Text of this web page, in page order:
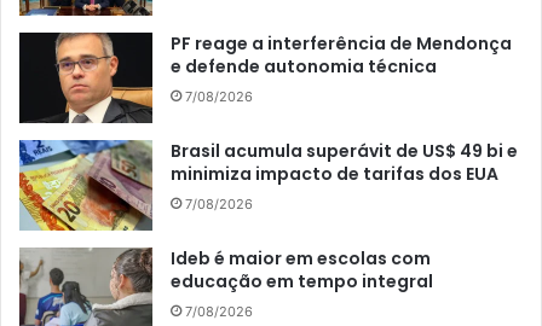
PF reage a interferência de Mendonça
e defende autonomia técnica
7/08/2026
Brasil acumula superávit de US$ 49 bi e
minimiza impacto de tarifas dos EUA
7/08/2026
Ideb é maior em escolas com
educação em tempo integral
7/08/2026